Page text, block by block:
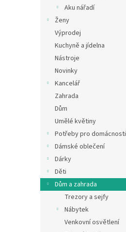
Aku nářadí
Ženy
Výprodej
Kuchyně a jídelna
Nástroje
Novinky
Kancelář
Zahrada
Dům
Umělé květiny
Potřeby pro domácnosti
Dámské oblečení
Dárky
Děti
Dům a zahrada
Trezory a sejfy
Nábytek
Venkovní osvětlení